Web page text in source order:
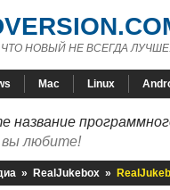
НОВЫЙ НЕ ВСЕГДА
Mac Linux
название
любите!
» RealJukebox »